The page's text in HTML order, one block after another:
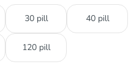
30 pill 40 pill
120 pill